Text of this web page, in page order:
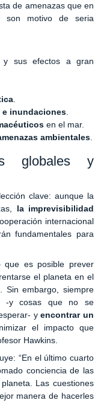
de amenazas que en
motivo de seria
y sus efectos a gran
.
e inundaciones.
en el mar.
ambientales.
globales y
clave: aunque la
la imprevisibilidad
internacional
fundamentales para
que es posible prever
el planeta en el
Sin embargo, siempre
-y cosas que no se
yencontrar un
el impacto que
Hawkins.
“En el último cuarto
conciencia de las
Las cuestiones
manera de hacerles